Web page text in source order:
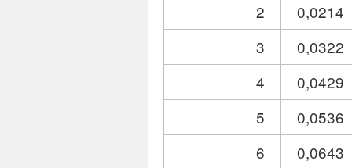
2
0,0214
3
0,0322
4
0,0429
5
0,0536
6
0,0643